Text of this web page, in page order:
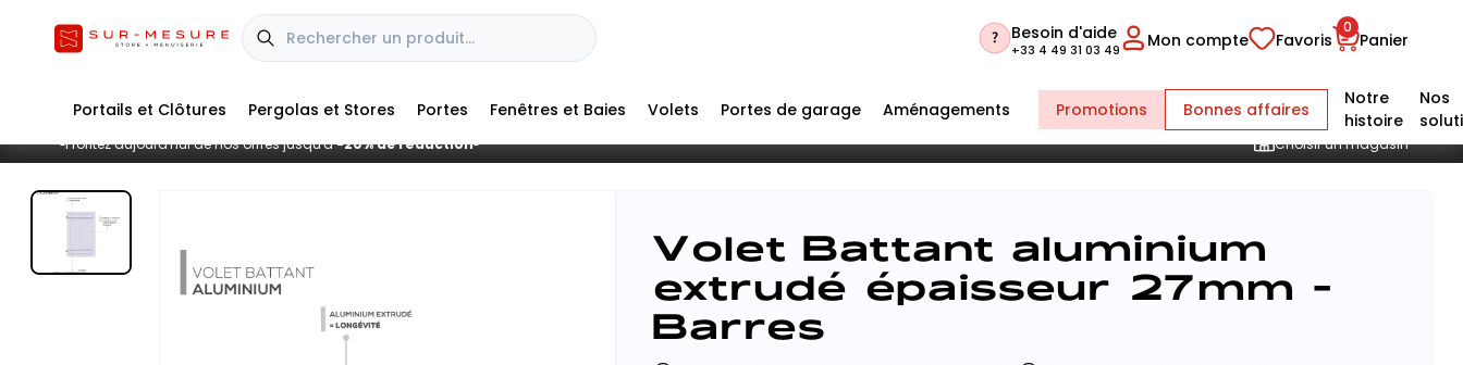
■Profitez aujourd'hui de nos offres jusqu'à-20% de réduction■ Choisir un magasin
Besoin d'aide
+33 4 49 31 03 49 Mon compte Favoris
0
Panier
Portails et Clôtures Pergolas et Stores Portes Fenêtres et Baies Volets Portes de garage Aménagements Promotions Bonnes affaires
Notre
histoire
Nos
Volet Battant aluminium
extrudé épaisseur 27mm -
Barres